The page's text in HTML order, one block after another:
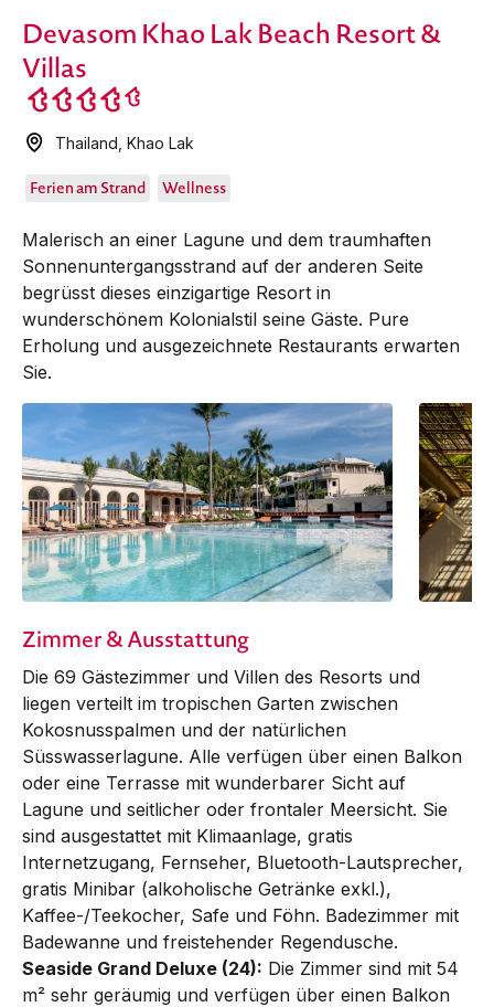
Devasom Khao Lak Beach Resort &
Villas
Thailand ,Khao Lak
Ferien am Strand Wellness
Malerisch an einer Lagune und dem traumhaften
Sonnenuntergangsstrand auf der anderen Seite
begrüsst dieses einzigartige Resort in
wunderschönem Kolonialstil seine Gäste. Pure
Erholung und ausgezeichnete Restaurants erwarten
Sie.
Zimmer & Ausstattung
Die 69 Gästezimmer und Villen des Resorts und
liegen verteilt im tropischen Garten zwischen
Kokosnusspalmen und der natürlichen
Süsswasserlagune. Alle verfügen über einen Balkon
oder eine Terrasse mit wunderbarer Sicht auf
Lagune und seitlicher oder frontaler Meersicht. Sie
sind ausgestattet mit Klimaanlage, gratis
Internetzugang, Fernseher, Bluetooth-Lautsprecher,
gratis Minibar (alkoholische Getränke exkl.),
Kaffee-/Teekocher, Safe und Föhn. Badezimmer mit
Badewanne und freistehender Regendusche.
Seaside Grand Deluxe (24): Die Zimmer sind mit 54
m² sehr geräumig und verfügen über einen Balkon